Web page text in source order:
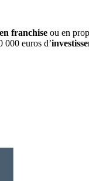
franchise ou en
000 euros d’